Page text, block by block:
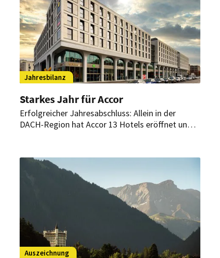
Jahresbilanz
Starkes Jahr für Accor
Erfolgreicher Jahresabschluss: Allein in der
DACH-Region hat Accor 13 Hotels eröffnet und
Auszeichnung